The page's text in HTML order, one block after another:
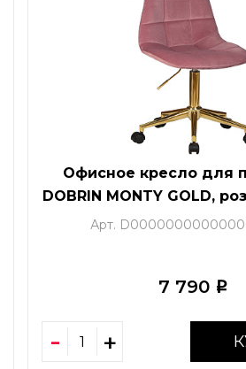
Офисное кресло для
DOBRIN MONTY GOLD,
(MJ9-32)
Арт.
7 790 i